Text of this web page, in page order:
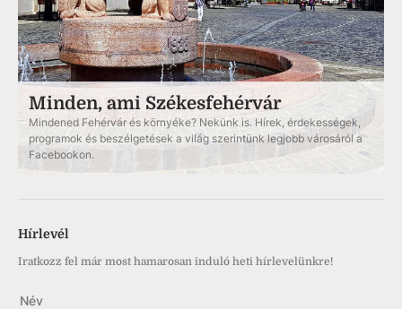
Minden, ami Székesfehérvár
Mindened Fehérvár és környéke? Nekünk is. Hírek, érdekességek,
programok és beszélgetések a világ szerintünk legjobb városáról a
Facebookon.
Hírlevél
Iratkozz fel már most hamarosan induló heti hírlevelünkre!